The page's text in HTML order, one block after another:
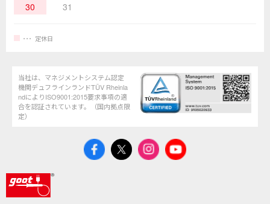
30
31
定休日
当社は、マネジメントシステム認定
機関デュフラインランドTÜV Rheinla
ndによりISO9001:2015要求事項の適
合を認証されています。（国内拠点限
定）